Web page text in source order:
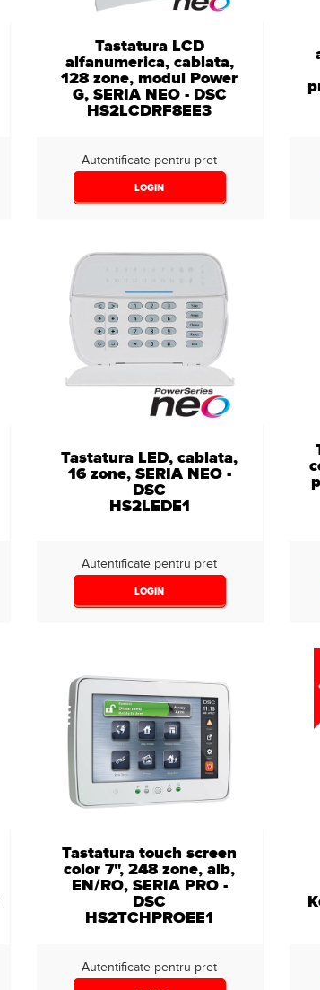
Tastatura LCD
alfanumerica, cablata,
128 zone, modul Power
G, SERIA NEO - DSC
HS2LCDRF8EE3
Autentificate pentru pret
LOGIN
Tastatura LED, cablata,
16 zone, SERIA NEO -
DSC
HS2LEDE1
Autentificate pentru pret
LOGIN
Tastatura touch screen
color 7", 248 zone, alb,
EN/RO, SERIA PRO -
DSC
HS2TCHPROEE1
Autentificate pentru pret